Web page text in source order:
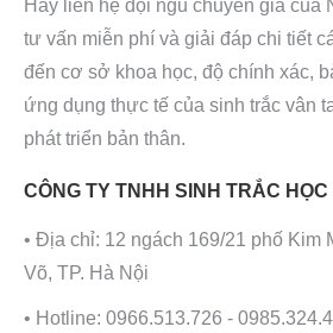
Hãy liên hệ đội ngũ chuyên gia của
tư vấn miễn phí và giải đáp chi tiết
đến cơ sở khoa học, độ chính xác,
ứng dụng thực tế của sinh trắc vân
phát triển bản thân.
CÔNG TY TNHH SINH TRẮC
• Địa chỉ: 12 ngách 169/21 phố Kim
Võ, TP. Hà Nội
• Hotline: 0966.513.726 -